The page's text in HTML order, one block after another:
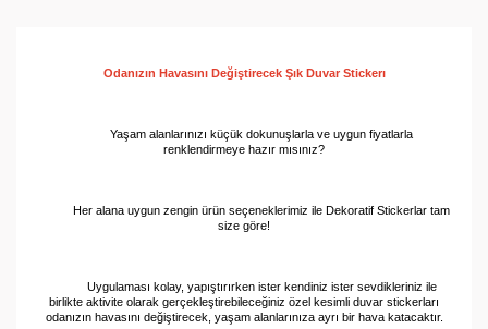
Odanızın Havasını Değiştirecek Şık Duvar Stickerı
Yaşam alanlarınızı küçük dokunuşlarla ve uygun fiyatlarla
renklendirmeye hazır mısınız?
Her alana uygun zengin ürün seçeneklerimiz ile Dekoratif Stickerlar tam
size göre!
Uygulaması kolay, yapıştırırken ister kendiniz ister sevdikleriniz ile
birlikte aktivite olarak gerçekleştirebileceğiniz özel kesimli duvar stickerları
odanızın havasını değiştirecek, yaşam alanlarınıza ayrı bir hava katacaktır.